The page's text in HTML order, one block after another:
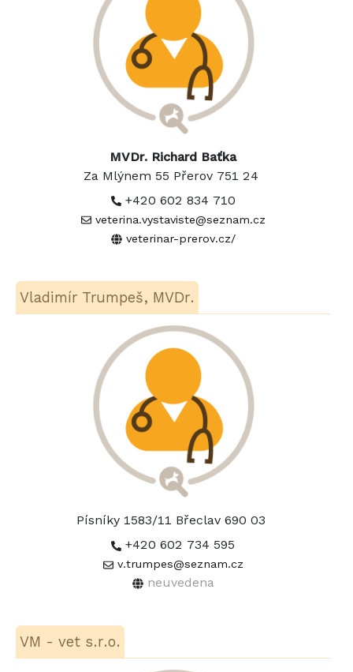
MVDr. Richard Baťka
Za Mlýnem 55 Přerov 751 24
+420 602 834 710
veterina.vystaviste@seznam.cz
veterinar-prerov.cz/
Vladimír Trumpeš, MVDr.
Písníky 1583/11 Břeclav 690 03
+420 602 734 595
v.trumpes@seznam.cz
neuvedena
VM - vet s.r.o.